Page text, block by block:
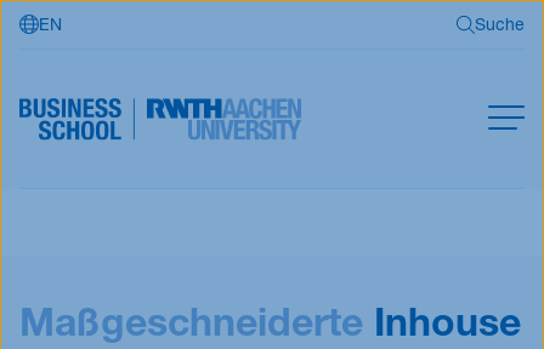
Zum Hauptinhalt springen
EN Suche
Offene Kurse
Maßgeschneiderte Inhouse